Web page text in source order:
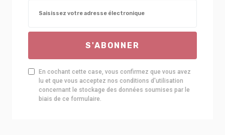
S'ABONNER
En cochant cette case, vous confirmez que vous avez
lu et que vous acceptez nos conditions d'utilisation
concernant le stockage des données soumises par le
biais de ce formulaire.